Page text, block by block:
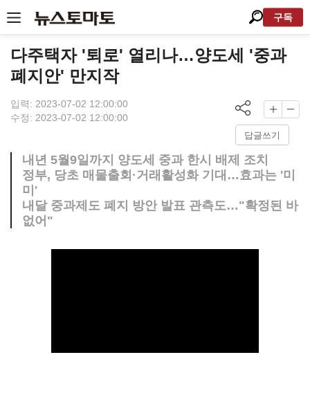
구독
다주택자 '퇴로' 열리나…양도세 '중과
폐지안' 만지작
입력: 2023-07-02 12:00:00
수정: 2023-07-02 12:00:00
답글쓰기
내년 5월9일까지 양도세 중과 한시 배제 조치
정부, 당초 매물출회·거래활성화 기대…효과는 '미
미'
내달 중과제도 폐지 방안 발표 관측도…"확정된 바
없어"